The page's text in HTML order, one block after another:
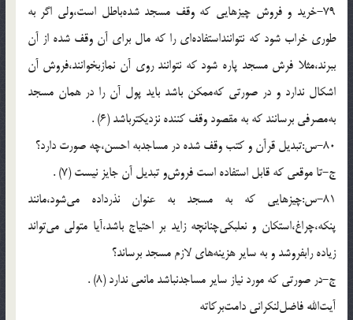
79-خريد و فروش چيزهايى كه وقف مسجد شده‌باطل است،ولى اگر به
طورى خراب شود كه نتواننداستفاده‌اى را كه مال براى آن وقف شده از آن
ببرند،مثلا فرش مسجد پاره شود كه نتوانند روى آن نمازبخوانند،فروش آن
اشكال ندارد و در صورتى كه‌ممكن باشد بايد پول آن را در همان مسجد
به‌مصرفى برسانند كه به مقصود وقف كننده نزديكترباشد (6) .
80-س:تبديل قرآن و كتب وقف شده در مساجدبه احسن،چه صورت دارد؟
ج-تا موقعى كه قابل استفاده است فروش‌و تبديل آن جايز نيست (7) .
81-س:چيزهايى كه به مسجد به عنوان نذرداده مى‌شود،مانند
پنكه،چراغ،استكان و نعلبكى‌چنانچه زايد بر احتياج باشد،آيا متولى مى‌تواند
زياده رابفروشد و به ساير هزينه‌هاى لازم مسجد برساند؟
ج-در صورتى كه مورد نياز ساير مساجدنباشد مانعى ندارد (8) .
آيت‌الله فاضل‌لنكرانى دامت‌بركاته